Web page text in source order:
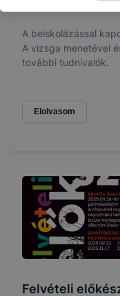
A beiskolázással
A vizsga menetével
további tudnivalók.
Elolvasom
Felvételi